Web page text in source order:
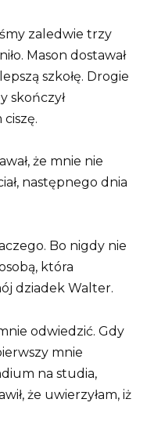
zaledwie trzy
Mason dostawał
szkołę. Drogie
skończył
ciszę.
że mnie nie
następnego dnia
Bo nigdy nie
która
dziadek Walter.
odwiedzić. Gdy
mnie
na studia,
że uwierzyłam, iż